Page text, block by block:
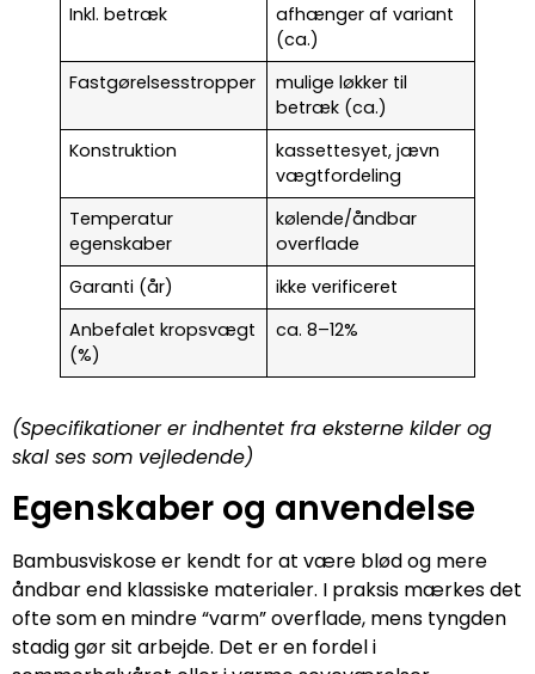
Inkl. betræk
afhænger af variant
(ca.)
Fastgørelsesstropper
mulige løkker til
betræk (ca.)
Konstruktion
kassettesyet, jævn
vægtfordeling
Temperatur
egenskaber
kølende/åndbar
overflade
Garanti (år)
ikke verificeret
Anbefalet kropsvægt
(%)
ca. 8–12%
(Specifikationer er indhentet fra eksterne kilder og
skal ses som vejledende)
Egenskaber og anvendelse
Bambusviskose er kendt for at være blød og mere
åndbar end klassiske materialer. I praksis mærkes det
ofte som en mindre “varm” overflade, mens tyngden
stadig gør sit arbejde. Det er en fordel i